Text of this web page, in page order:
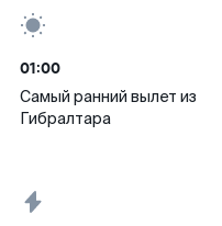
01:00
Самый ранний вылет из
Гибралтара